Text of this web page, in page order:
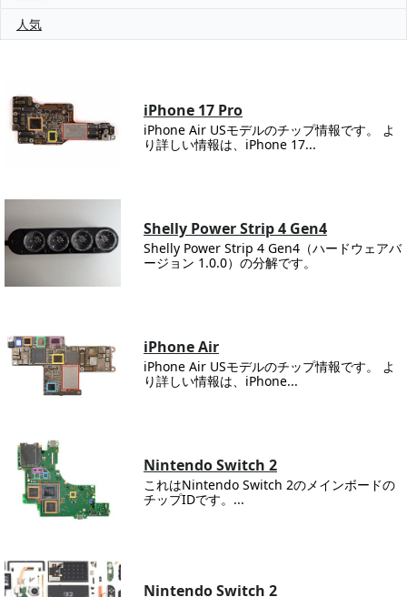
人気
iPhone 17 Pro
iPhone Air USモデルのチップ情報です。 よ
り詳しい情報は、iPhone 17...
Shelly Power Strip 4 Gen4
Shelly Power Strip 4 Gen4（ハードウェアバ
ージョン 1.0.0）の分解です。
iPhone Air
iPhone Air USモデルのチップ情報です。 よ
り詳しい情報は、iPhone...
Nintendo Switch 2
これはNintendo Switch 2のメインボードの
チップIDです。...
Nintendo Switch 2